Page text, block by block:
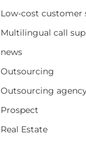
Low-cost customer
Multilingual call
news
Outsourcing
Outsourcing
Prospect
Real Estate